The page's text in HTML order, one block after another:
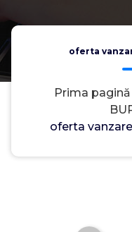
oferta
Prima pagină
oferta